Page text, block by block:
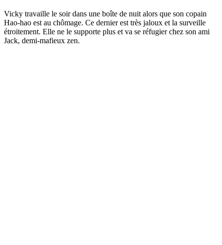
Vicky travaille le soir dans une boîte de nuit alors que son copain
Hao-hao est au chômage. Ce dernier est très jaloux et la surveille
étroitement. Elle ne le supporte plus et va se réfugier chez son ami
Jack, demi-mafieux zen.